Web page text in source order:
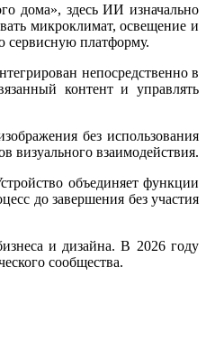
дома», здесь ИИ изначально
микроклимат, освещение и
сервисную платформу.
непосредственно в
контент и управлять
без использования
визуального взаимодействия.
объединяет функции
до завершения без участия
и дизайна. В 2026 году
сообщества.